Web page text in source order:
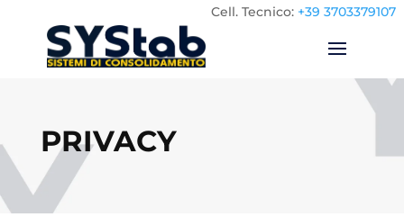
Cell. Tecnico: +39 3703379107
PRIVACY